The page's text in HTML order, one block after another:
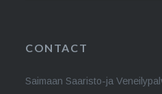
CONTACT
Saimaan Saaristo-ja